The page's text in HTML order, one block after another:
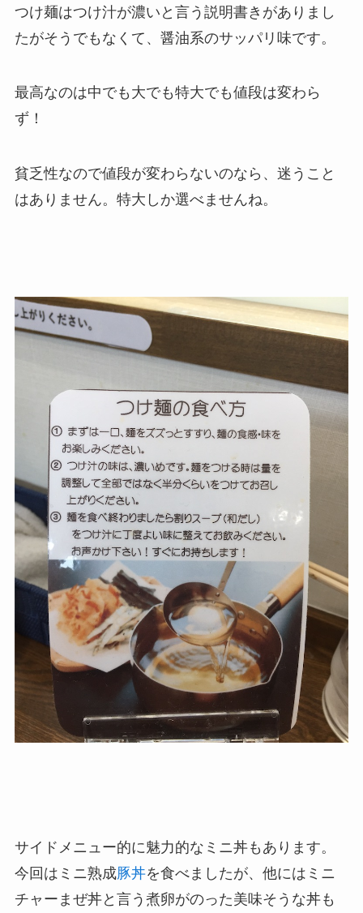
つけ麺はつけ汁が濃いと言う説明書きがありまし
たがそうでもなくて、醤油系のサッパリ味です。
最高なのは中でも大でも特大でも値段は変わら
ず！
貧乏性なので値段が変わらないのなら、迷うこと
はありません。特大しか選べませんね。
サイドメニュー的に魅力的なミニ丼もあります。
今回はミニ熟成豚丼を食べましたが、他にはミニ
チャーまぜ丼と言う煮卵がのった美味そうな丼も